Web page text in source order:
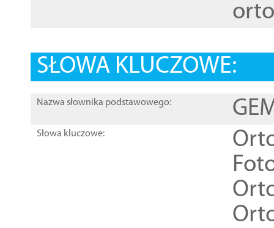
SŁOWA KLUCZOWE:
Nazwa słownika podstawowego:
Słowa kluczowe: